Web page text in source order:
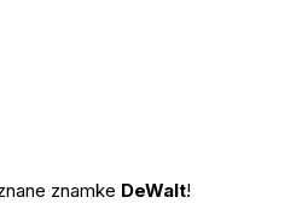
znamke DeWalt!